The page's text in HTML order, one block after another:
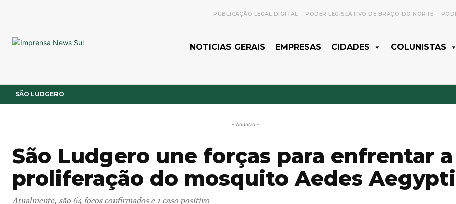
PUBLICAÇÃO LEGAL DIGITAL PODER LEGISLATIVO DE BRAÇO DO NORTE
NOTICIAS GERAIS EMPRESAS CIDADES COLUNISTAS
SÃO LUDGERO
- Anúncio -
São Ludgero une forças para enfrentar a
proliferação do mosquito Aedes Aegypti
Atualmente, são 64 focos confirmados e 1 caso positivo